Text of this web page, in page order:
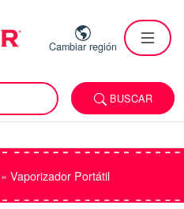
Cambiar región
BUSCAR
» Vaporizador Portátil